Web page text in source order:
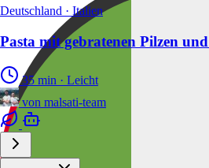
Deutschland · Italien
Pasta mit gebratenen Pilzen
35 min · Leicht
von malsati-team